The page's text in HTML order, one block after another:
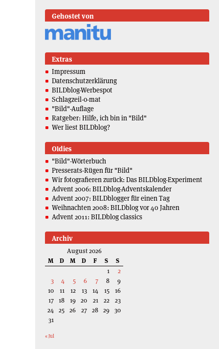
Gehostet von
Extras
Impressum
Datenschutzerklärung
BILDblog-Werbespot
Schlagzeil-o-mat
"Bild"-Auflage
Ratgeber: Hilfe, ich bin in "Bild"
Wer liest BILDblog?
Oldies
"Bild"-Wörterbuch
Presserats-Rügen für "Bild"
Wir fotografieren zurück: Das BILDblog-Experiment
Advent 2006: BILDblog-Adventskalender
Advent 2007: BILDblogger für einen Tag
Weihnachten 2008: BILDblog vor 40 Jahren
Advent 2011: BILDblog classics
Archiv
August 2026
M
D M D F S
S
1
2
3
4 5 6 7 8
9
10
11 12 13 14 15
16
17 18 19 20 21 22
23
24 25 26 27 28 29 30
31
« Jul